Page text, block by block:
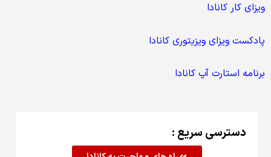
دسترسی سریع :
ویزای کار کانادا
پادکست ویزای ویزیتوری کانادا
برنامه استارت آپ کانادا